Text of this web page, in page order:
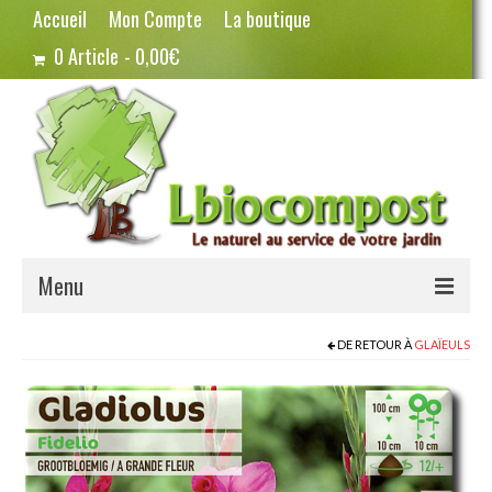
Accueil Mon Compte
La boutique
0 Article
0,00€
Menu
Potager – Graines
Haricots
Pois
DE RETOUR À GLAÏEULS